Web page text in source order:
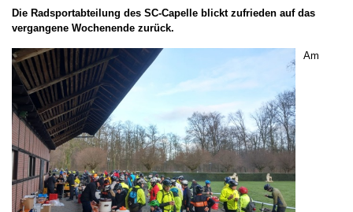
Die Radsportabteilung des SC-Capelle blickt zufrieden auf das
vergangene Wochenende zurück.
Am